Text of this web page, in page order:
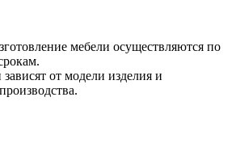
мебели осуществляются по
от модели изделия и